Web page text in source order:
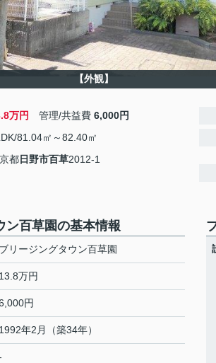
【外観】
万円 管理/共益費 6,000円
81.04㎡～82.40㎡
都日野市百草2012-1
ン百草園の基本情報
ブリージングタウン百草園
13.8万円
円
1992年2月（築34年）